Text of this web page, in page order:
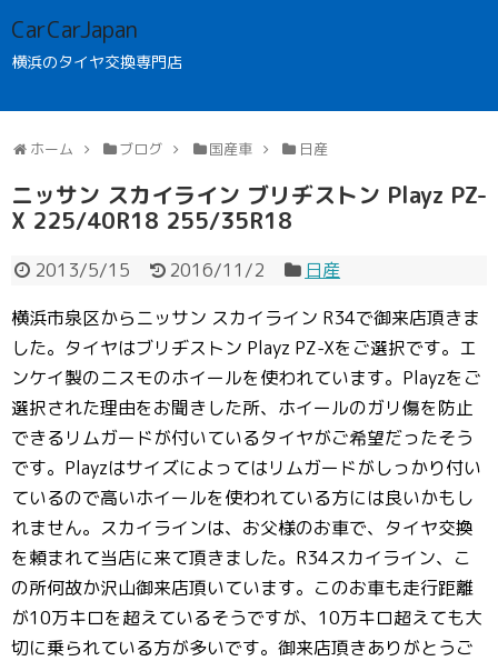
CarCarJapan
横浜のタイヤ交換専門店
ホーム ブログ 国産車 日産
ニッサン スカイライン ブリヂストン Playz PZ-
X 225/40R18 255/35R18
2013/5/15 2016/11/2
日産
横浜市泉区からニッサン スカイライン R34で御来店頂きま
した。タイヤはブリヂストン Playz PZ-Xをご選択です。 エ
ンケイ製のニスモのホイールを使われています。Playzをご
選択された理由をお聞きした所、ホイールのガリ傷を防止
できるリムガードが付いているタイヤがご希望だったそう
です。Playzはサイズによってはリムガードがしっかり付い
ているので高いホイールを使われている方には良いかもし
れません。スカイラインは、お父様のお車で、タイヤ交換
を頼まれて当店に来て頂きました。R34スカイライン、こ
の所何故か沢山御来店頂いています。このお車も走行距離
が10万キロを超えているそうですが、10万キロ超えても大
切に乗られている方が多いです。御来店頂きありがとうご